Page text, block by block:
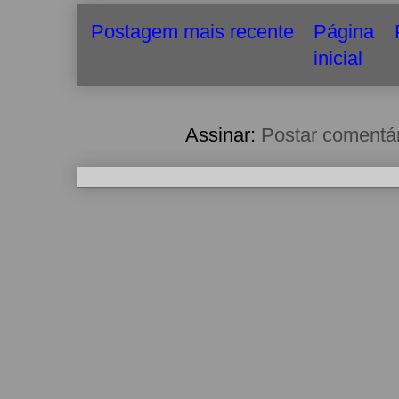
Postagem mais recente
Página
inicial
Assinar: Postar